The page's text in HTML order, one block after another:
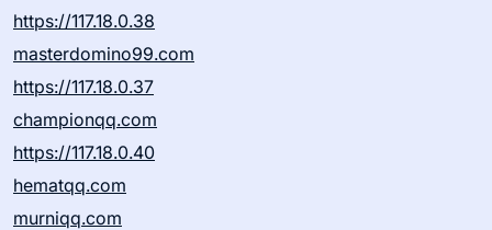
https://117.18.0.38
masterdomino99.com
https://117.18.0.37
championqq.com
https://117.18.0.40
hematqq.com
murniqq.com